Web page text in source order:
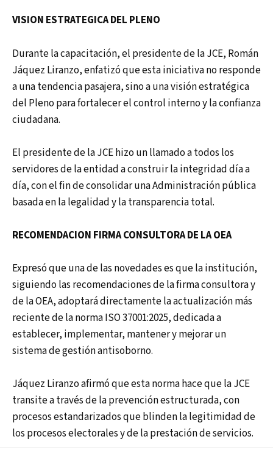
VISION ESTRATEGICA DEL PLENO
Durante la capacitación, el presidente de la JCE, Román
Jáquez Liranzo, enfatizó que esta iniciativa no responde
a una tendencia pasajera, sino a una visión estratégica
del Pleno para fortalecer el control interno y la confianza
ciudadana.
El presidente de la JCE hizo un llamado a todos los
servidores de la entidad a construir la integridad día a
día, con el fin de consolidar una Administración pública
basada en la legalidad y la transparencia total.
RECOMENDACION FIRMA CONSULTORA DE LA OEA
Expresó que una de las novedades es que la institución,
siguiendo las recomendaciones de la firma consultora y
de la OEA, adoptará directamente la actualización más
reciente de la norma ISO 37001:2025, dedicada a
establecer, implementar, mantener y mejorar un
sistema de gestión antisoborno.
Jáquez Liranzo afirmó que esta norma hace que la JCE
transite a través de la prevención estructurada, con
procesos estandarizados que blinden la legitimidad de
los procesos electorales y de la prestación de servicios.